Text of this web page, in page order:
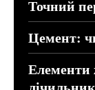
Точний
Цемент:
Елементи